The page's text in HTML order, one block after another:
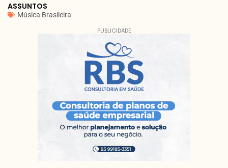
ASSUNTOS
Música Brasileira
PUBLICIDADE